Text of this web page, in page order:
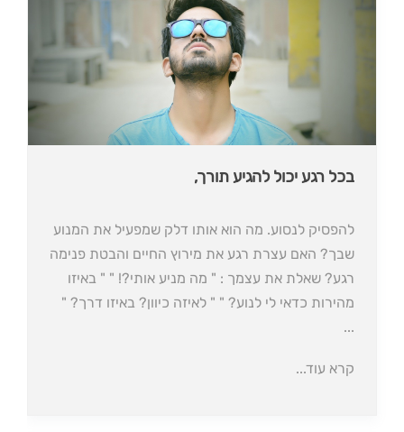
בכל רגע יכול להגיע תורך,
להפסיק לנסוע. מה הוא אותו דלק שמפעיל את המנוע
שבך? האם עצרת רגע את מירוץ החיים והבטת פנימה
רגע? שאלת את עצמך : " מה מניע אותי?! " " באיזו
מהירות כדאי לי לנוע? " " לאיזה כיוון? באיזו דרך? "
...
קרא עוד...